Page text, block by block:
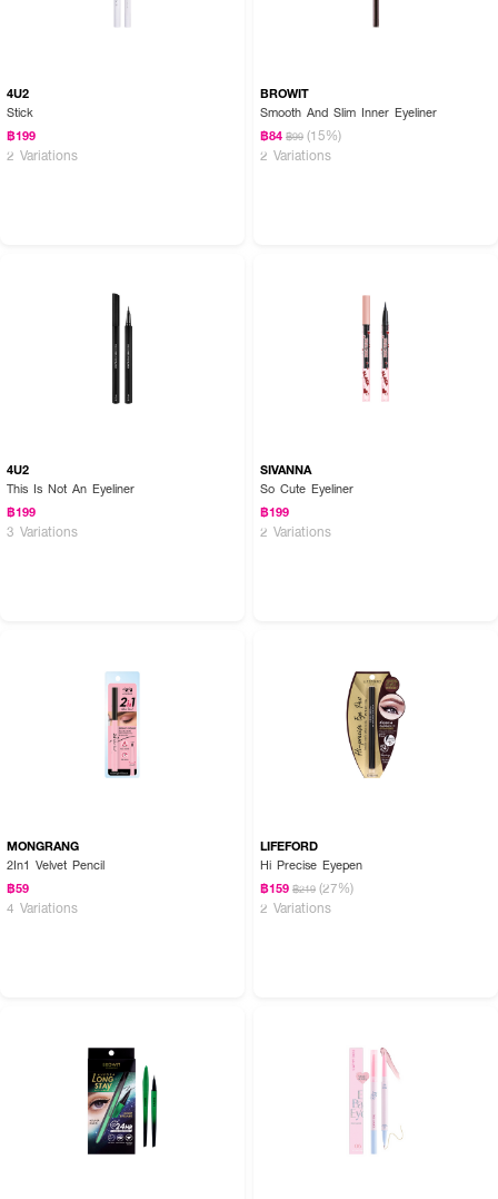
4U2
Stick
฿199
2 Variations
BROWIT
Smooth And Slim Inner Eyeliner
฿84 ฿99 (15%)
2 Variations
4U2
This Is Not An Eyeliner
฿199
3 Variations
SIVANNA
So Cute Eyeliner
฿199
2 Variations
MONGRANG
2In1 Velvet Pencil
฿59
4 Variations
LIFEFORD
Hi Precise Eyepen
฿159 ฿219 (27%)
2 Variations